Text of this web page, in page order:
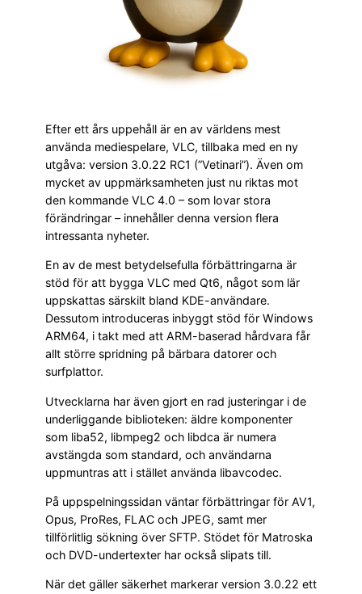
Efter ett års uppehåll är en av världens mest
använda mediespelare, VLC, tillbaka med en ny
utgåva: version 3.0.22 RC1 (”Vetinari”). Även om
mycket av uppmärksamheten just nu riktas mot
den kommande VLC 4.0 – som lovar stora
förändringar – innehåller denna version flera
intressanta nyheter.
En av de mest betydelsefulla förbättringarna är
stöd för att bygga VLC med Qt6, något som lär
uppskattas särskilt bland KDE-användare.
Dessutom introduceras inbyggt stöd för Windows
ARM64, i takt med att ARM-baserad hårdvara får
allt större spridning på bärbara datorer och
surfplattor.
Utvecklarna har även gjort en rad justeringar i de
underliggande biblioteken: äldre komponenter
som liba52, libmpeg2 och libdca är numera
avstängda som standard, och användarna
uppmuntras att i stället använda libavcodec.
På uppspelningssidan väntar förbättringar för AV1,
Opus, ProRes, FLAC och JPEG, samt mer
tillförlitlig sökning över SFTP. Stödet för Matroska
och DVD-undertexter har också slipats till.
När det gäller säkerhet markerar version 3.0.22 ett